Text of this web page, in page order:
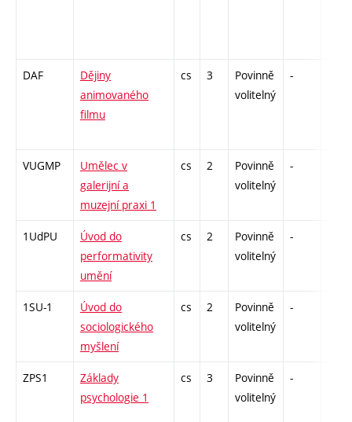
DAF
Dějiny
animovaného
filmu
cs 3
Povinně
volitelný
-
VUGMP
Umělec v
galerijní a
muzejní praxi 1
cs 2
Povinně
volitelný
-
1UdPU
Úvod do
performativity
umění
cs 2
Povinně
volitelný
-
1SU-1
Úvod do
sociologického
myšlení
cs 2
Povinně
volitelný
-
ZPS1
Základy
psychologie 1
cs 3
Povinně
volitelný
-